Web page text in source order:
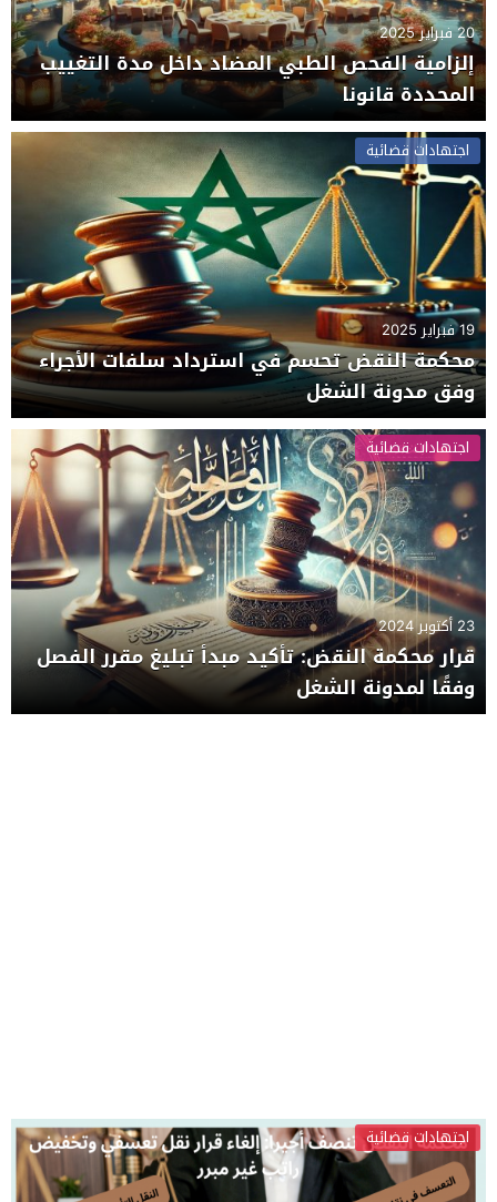
20 فبراير 2025
إلزامية الفحص الطبي المضاد داخل مدة التغييب
المحددة قانونا
اجتهادات قضائية
19 فبراير 2025
محكمة النقض تحسم في استرداد سلفات الأجراء
وفق مدونة الشغل
اجتهادات قضائية
23 أكتوبر 2024
قرار محكمة النقض: تأكيد مبدأ تبليغ مقرر الفصل
وفقًا لمدونة الشغل
اجتهادات قضائية